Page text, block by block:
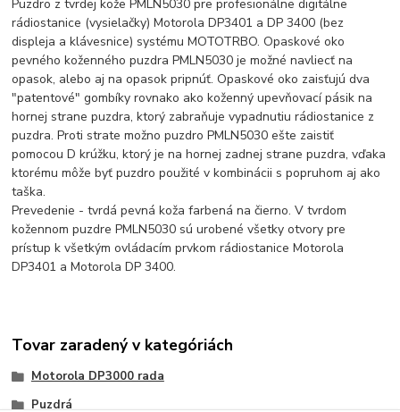
Puzdro z tvrdej kože PMLN5030 pre profesionálne digitálne
rádiostanice (vysielačky) Motorola DP3401 a DP 3400 (bez
displeja a klávesnice) systému MOTOTRBO. Opaskové oko
pevného koženného puzdra PMLN5030 je možné navliecť na
opasok, alebo aj na opasok pripnúť. Opaskové oko zaisťujú dva
"patentové" gombíky rovnako ako koženný upevňovací pásik na
hornej strane puzdra, ktorý zabraňuje vypadnutiu rádiostanice z
puzdra. Proti strate možno puzdro PMLN5030 ešte zaistiť
pomocou D krúžku, ktorý je na hornej zadnej strane puzdra, vďaka
ktorému môže byť puzdro použité v kombinácii s popruhom aj ako
taška.
Prevedenie - tvrdá pevná koža farbená na čierno. V tvrdom
kožennom puzdre PMLN5030 sú urobené všetky otvory pre
prístup k všetkým ovládacím prvkom rádiostanice Motorola
DP3401 a Motorola DP 3400.
Tovar zaradený v kategóriách
Motorola DP3000 rada
Puzdrá